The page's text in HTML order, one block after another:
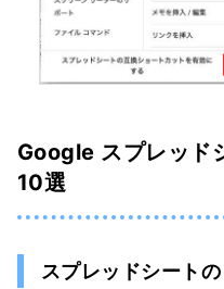
Google スプレッド
10選
スプレッドシート